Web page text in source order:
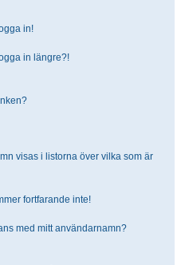
in!
in längre?!
visas i listorna över vilka som är
fortfarande inte!
med mitt användarnamn?